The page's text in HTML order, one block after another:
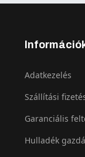
Adatkezelés
Szállítási
Garanciális
Hulladék